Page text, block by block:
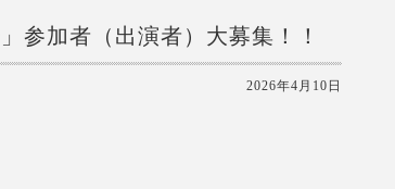
参加者（出演者）大募集！！
2026年4月10日